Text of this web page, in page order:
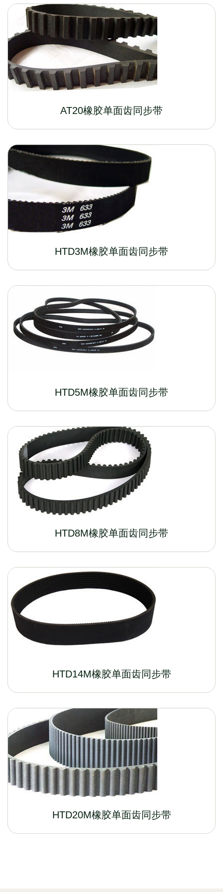
AT20橡胶单面齿同步带
HTD3M橡胶单面齿同步带
HTD5M橡胶单面齿同步带
HTD8M橡胶单面齿同步带
HTD14M橡胶单面齿同步带
HTD20M橡胶单面齿同步带